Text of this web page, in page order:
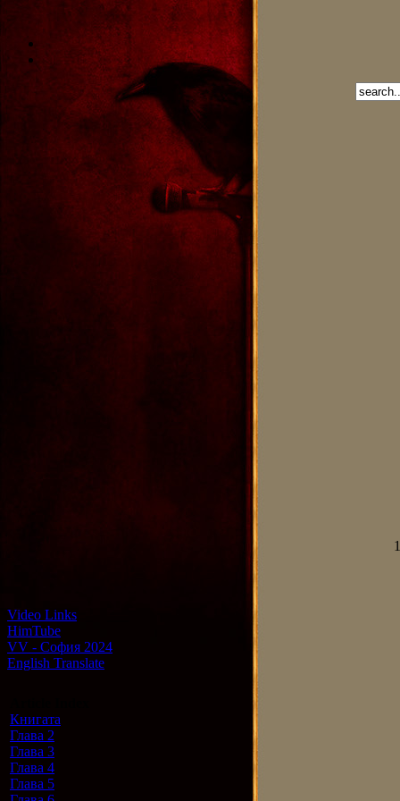
Video Links
HimTube
VV - София 2024
English Translate
Книгата
Глава 2
Глава 3
Глава 4
Глава 5